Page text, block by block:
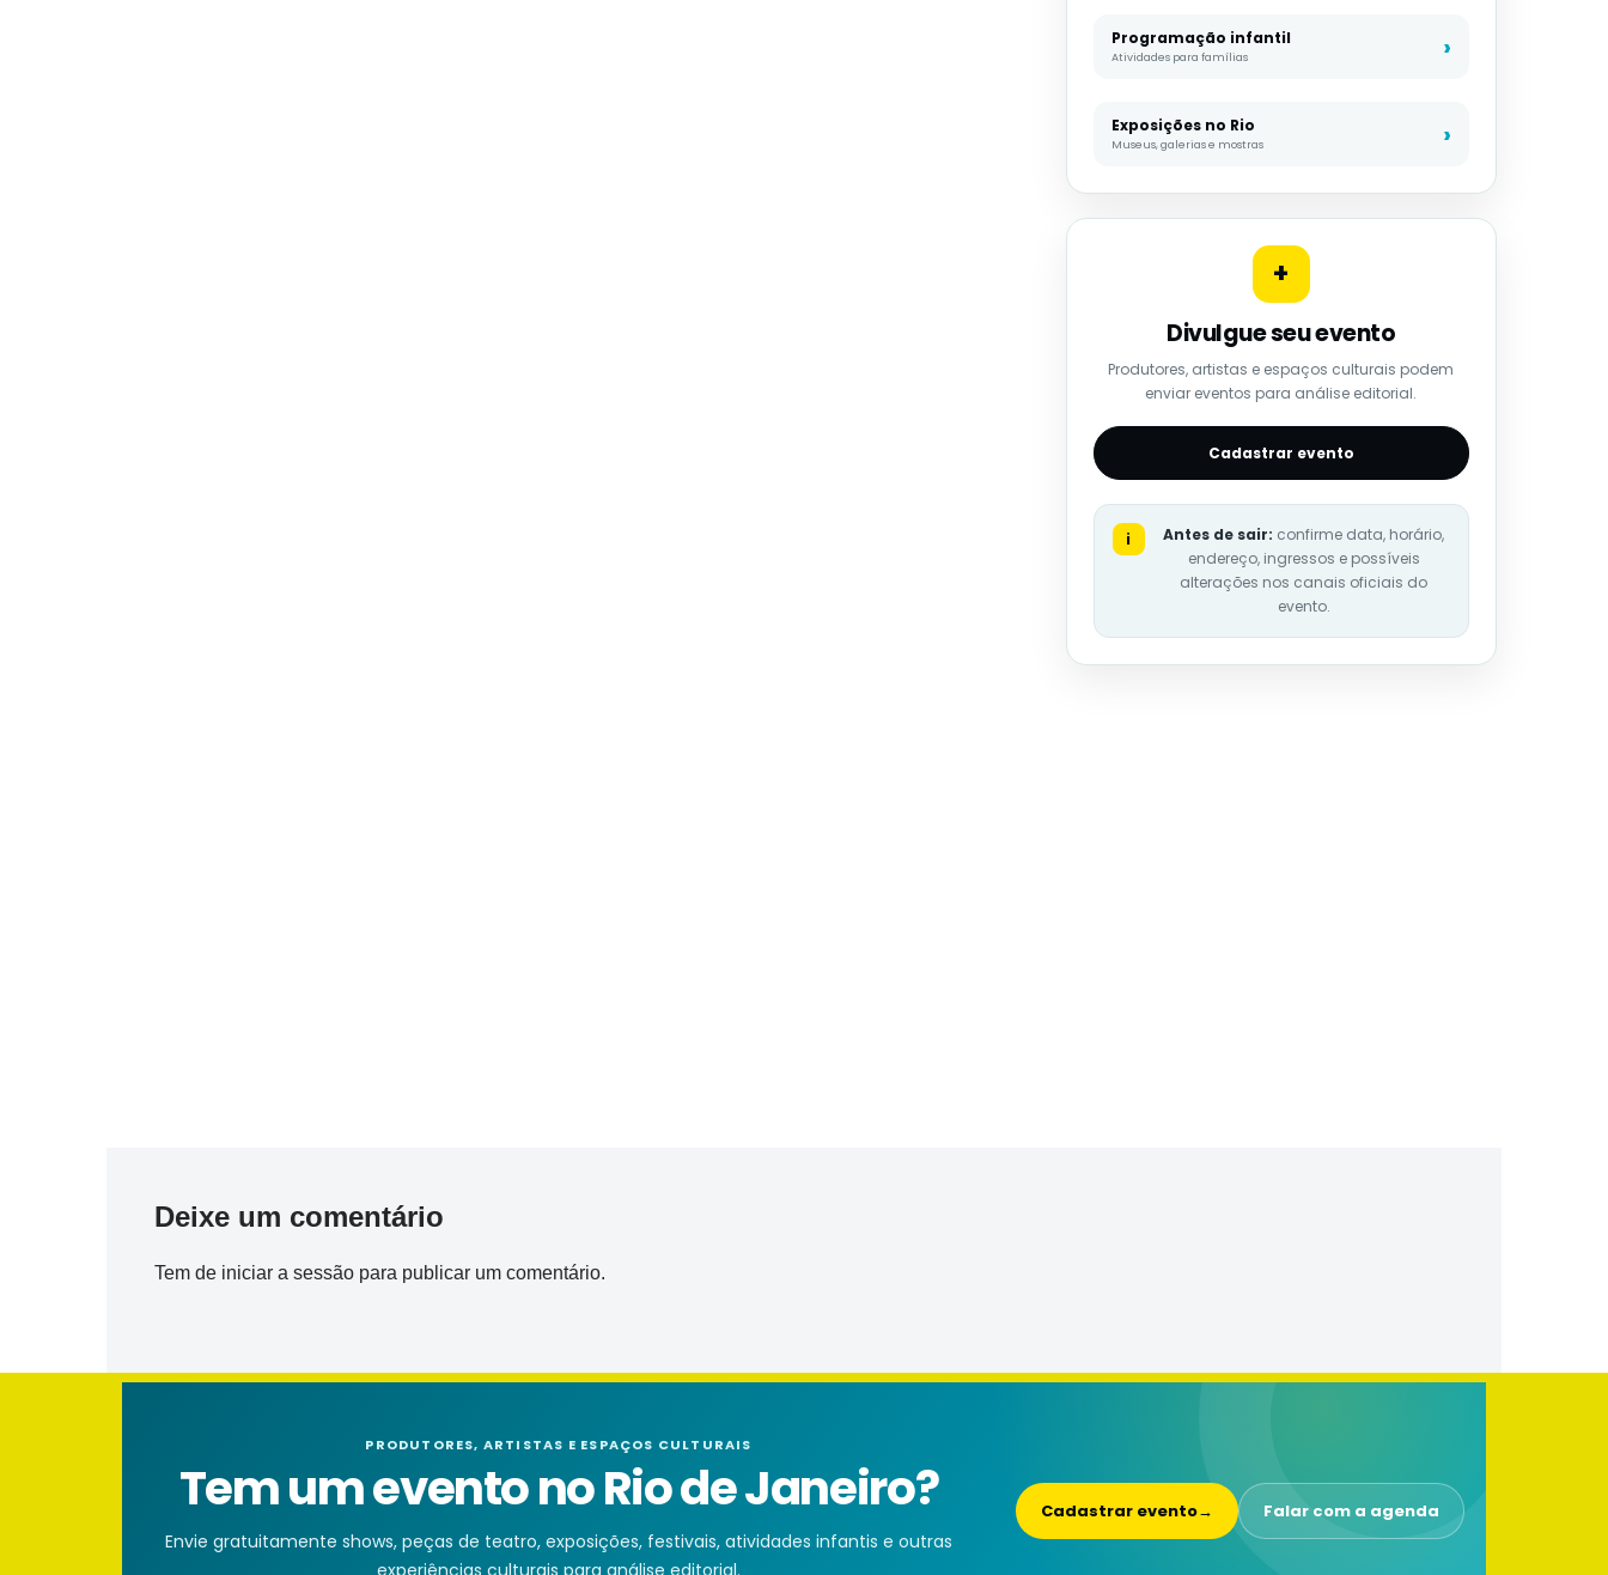
Programação infantil
Atividades para famílias
Exposições no Rio
Museus, galerias e mostras
+
Divulgue seu evento
Produtores, artistas e espaços culturais podem
enviar eventos para análise editorial.
Cadastrar evento
i Antes de sair: confirme data, horário,
endereço, ingressos e possíveis
alterações nos canais oficiais do
evento.
Deixe um comentário
Tem de iniciar a sessão para publicar um comentário.
PRODUTORES, ARTISTAS E ESPAÇOS CULTURAIS
Tem um evento no Rio de Janeiro?
Envie gratuitamente shows, peças de teatro, exposições, festivais, atividades infantis e outras
experiências culturais para análise editorial.
Cadastrar evento→ Falar com a agenda